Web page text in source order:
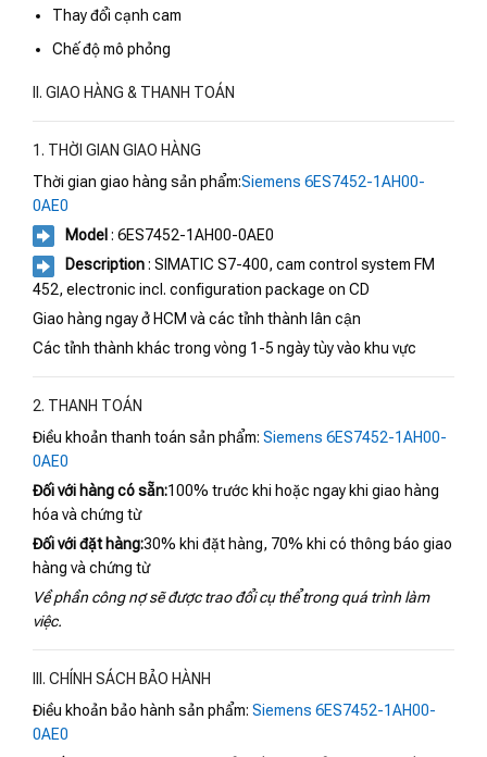
Thay đổi cạnh cam
Chế độ mô phỏng
II. GIAO HÀNG & THANH TOÁN
1. THỜI GIAN GIAO HÀNG
Thời gian giao hàng sản phẩm:Siemens 6ES7452-1AH00-
0AE0
Model : 6ES7452-1AH00-0AE0
Description: SIMATIC S7-400, cam control system FM
452, electronic incl. configuration package on CD
Giao hàng ngay ở HCM và các tỉnh thành lân cận
Các tỉnh thành khác trong vòng 1-5 ngày tùy vào khu vực
2. THANH TOÁN
Điều khoản thanh toán sản phẩm: Siemens 6ES7452-1AH00-
0AE0
Đối với hàng có sẵn:100% trước khi hoặc ngay khi giao hàng
hóa và chứng từ
Đối với đặt hàng:30% khi đặt hàng, 70% khi có thông báo giao
hàng và chứng từ
Về phần công nợ sẽ được trao đổi cụ thể trong quá trình làm
việc.
III. CHÍNH SÁCH BẢO HÀNH
Điều khoản bảo hành sản phẩm: Siemens 6ES7452-1AH00-
0AE0